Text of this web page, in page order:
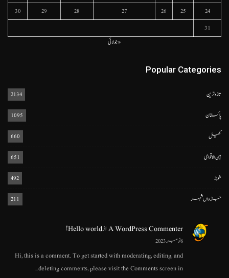
24
25
26
27
28
29
30
31
« جولائی
Popular Categories
تازہ ترین 2134
پاکستان 1095
کھیل 660
بین الاقوامی 651
شوبز 492
جڑواں شہر 211
A WordPress CommenterازHello world!
6 نومبر 2023
Hi, this is a comment. To get started with moderating, editing, and
deleting comments, please visit the Comments screen in…